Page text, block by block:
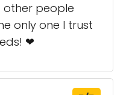
people
only one I trust
❤